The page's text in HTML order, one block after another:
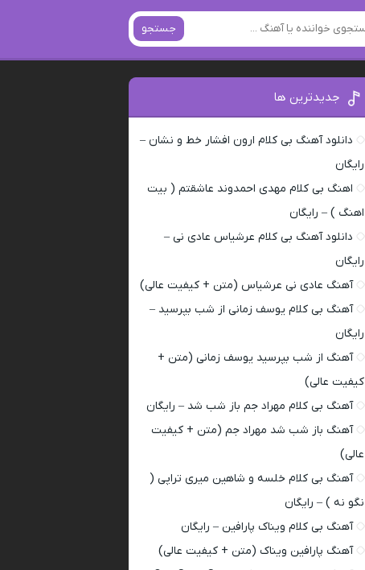
جستجو
جدیدترین ها
دانلود آهنگ بی کلام ارون افشار خط و نشان –
رایگان
اهنگ بی کلام مهدی احمدوند عاشقتم ( بیت
اهنگ ) – رایگان
دانلود آهنگ بی کلام عرشیاس عادی نی –
رایگان
آهنگ عادی نی عرشیاس (متن + کیفیت عالی)
آهنگ بی کلام یوسف زمانی از شب بپرسید –
رایگان
آهنگ از شب بپرسید یوسف زمانی (متن +
کیفیت عالی)
آهنگ بی کلام مهراد جم باز شب شد – رایگان
آهنگ باز شب شد مهراد جم (متن + کیفیت
عالی)
آهنگ بی کلام خلسه و شاهین میری تراپی (
نگو نه ) – رایگان
آهنگ بی کلام ویناک پارافین – رایگان
آهنگ پارافین ویناک (متن + کیفیت عالی)